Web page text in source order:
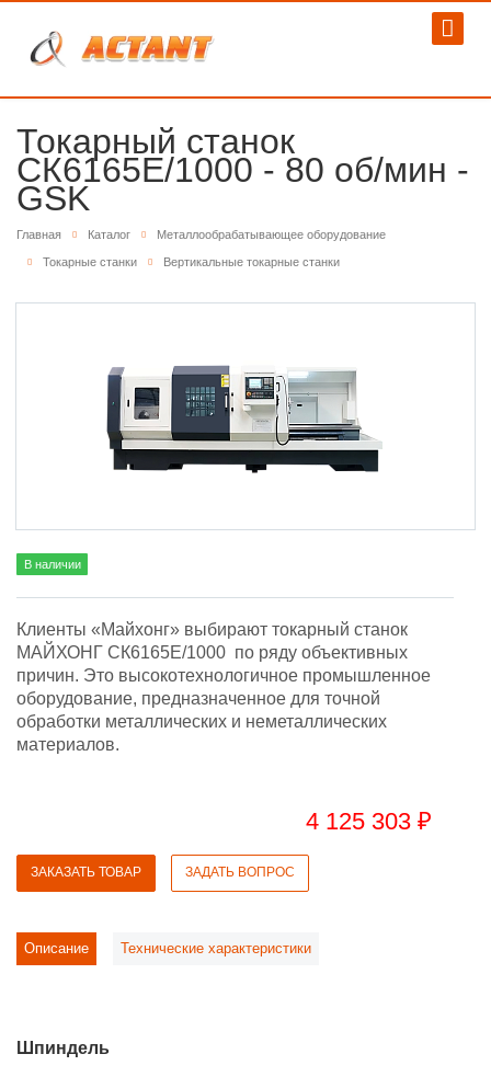
Токарный станок
СК6165E/1000 - 80 об/мин -
GSK
Главная Каталог Металлообрабатывающее оборудование
Токарные станки Вертикальные токарные станки
В наличии
Клиенты «Майхонг» выбирают токарный станок
МАЙХОНГ СК6165E/1000 по ряду объективных
причин. Это высокотехнологичное промышленное
оборудование, предназначенное для точной
обработки металлических и неметаллических
материалов.
4 125 303 ₽
ЗАКАЗАТЬ ТОВАР ЗАДАТЬ ВОПРОС
Описание Технические характеристики
Шпиндель